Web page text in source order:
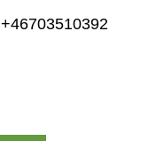
+46703510392